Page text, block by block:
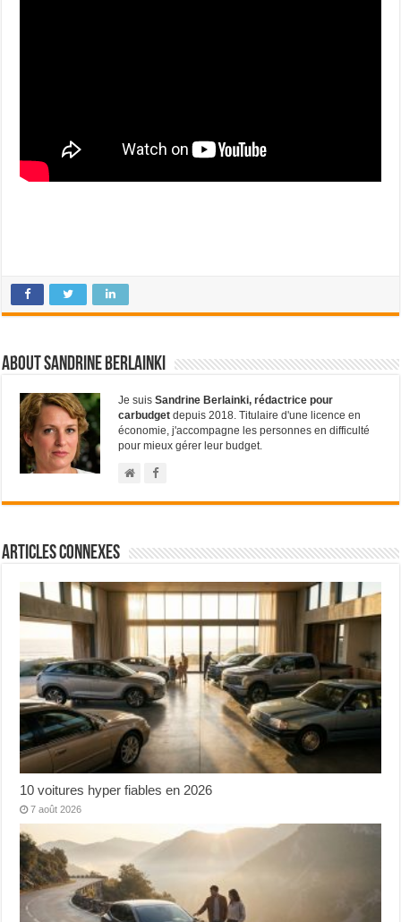
About Sandrine Berlainki
Je suisSandrine Berlainki, rédactrice pour
carbudget depuis 2018. Titulaire d'une licence en
économie, j'accompagne les personnes en difficulté
pour mieux gérer leur budget.
Articles connexes
10 voitures hyper fiables en 2026
7 août 2026